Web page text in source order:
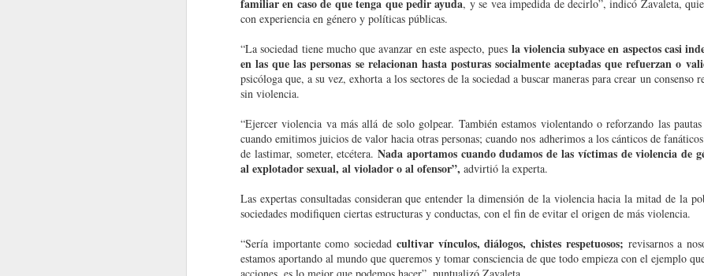
familiar en caso de que tenga que pedir ayuda, y se vea impedida de decirlo”, indicó Zavaleta,
con experiencia en género y políticas públicas.
“La sociedad tiene mucho que avanzar en este aspecto, pues la violencia subyace en aspectos casi
en las que las personas se relacionan hasta posturas socialmente aceptadas que refuerzan o
psicóloga que, a su vez, exhorta a los sectores de la sociedad a buscar maneras para crear un consenso
sin violencia.
“Ejercer violencia va más allá de solo golpear. También estamos violentando o reforzando las
cuando emitimos juicios de valor hacia otras personas; cuando nos adherimos a los cánticos de
de lastimar, someter, etcétera.Nada aportamos cuando dudamos de las víctimas de violencia de
al explotador sexual, al violador o al ofensor”, advirtió la experta.
Las expertas consultadas consideran que entender la dimensión de la violencia hacia la mitad de la
sociedades modifiquen ciertas estructuras y conductas, con el fin de evitar el origen de más violencia.
“Sería importante como sociedad cultivar vínculos, diálogos, chistes respetuosos; revisarnos a
estamos aportando al mundo que queremos y tomar consciencia de que todo empieza con el ejemplo